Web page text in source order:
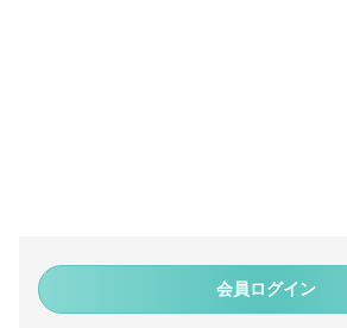
会員ログイン